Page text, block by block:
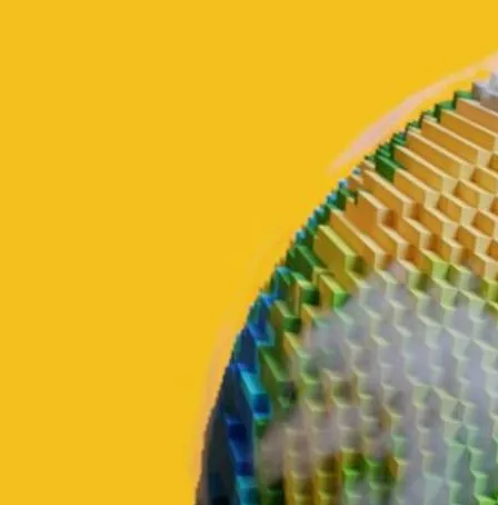
Usar uma assinatura digital é mais comum do que você imagina,
em outros países? Isso é algo que
vale a pena examinar. No Brasil, temos leis que garantem que a
assinatura digital tem aceitação em documentos legais. Porém, em
cada país, as regras podem ser diferentes. Por exemplo, em alguns
lugares da Europa, a assinatura eletrônica é bem aceita, mas pode
Imagine que você fez um contrato com uma empresa na Europa.
Para garantir que sua assinatura digital funcione, talvez você precise
usar um serviço específico que é reconhecido naquele país. Isso
pode incluir a utilização de uma plataforma que siga as normas
locais ou a verificação de identidade de uma forma mais rigorosa.
tecnologia por trás da assinatura. A
segurança dela pode influenciar se o documento será aceito em
outros países. Por isso, sempre verifique as regras do lugar onde o
documento será usado e utilize serviços que ofereçam segurança e
confiabilidade. Dessa forma, você evita surpresas e garante que seus
negócios transcorrem sem problemas.